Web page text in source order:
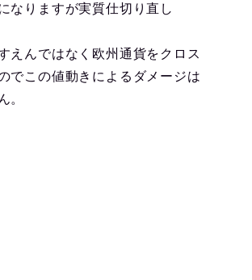
なりますが実質仕切り直し
えんではなく欧州通貨をクロス
でこの値動きによるダメージは
。